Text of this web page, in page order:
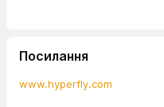
Посилання
www.hyperfly.com